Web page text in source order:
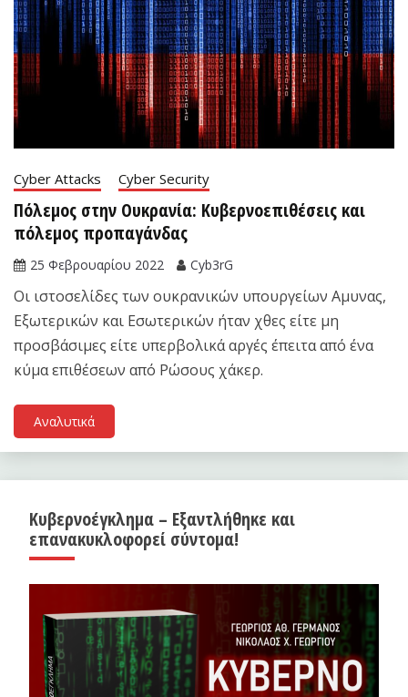
Cyber Attacks Cyber Security
Πόλεμος στην Ουκρανία: Κυβερνοεπιθέσεις και
πόλεμος προπαγάνδας
25 Φεβρουαρίου 2022 Cyb3rG
Οι ιστοσελίδες των ουκρανικών υπουργείων Αμυνας,
Εξωτερικών και Εσωτερικών ήταν χθες είτε μη
προσβάσιμες είτε υπερβολικά αργές έπειτα από ένα
κύμα επιθέσεων από Ρώσους χάκερ.
Αναλυτικά
Κυβερνοέγκλημα – Εξαντλήθηκε και
επανακυκλοφορεί σύντομα!